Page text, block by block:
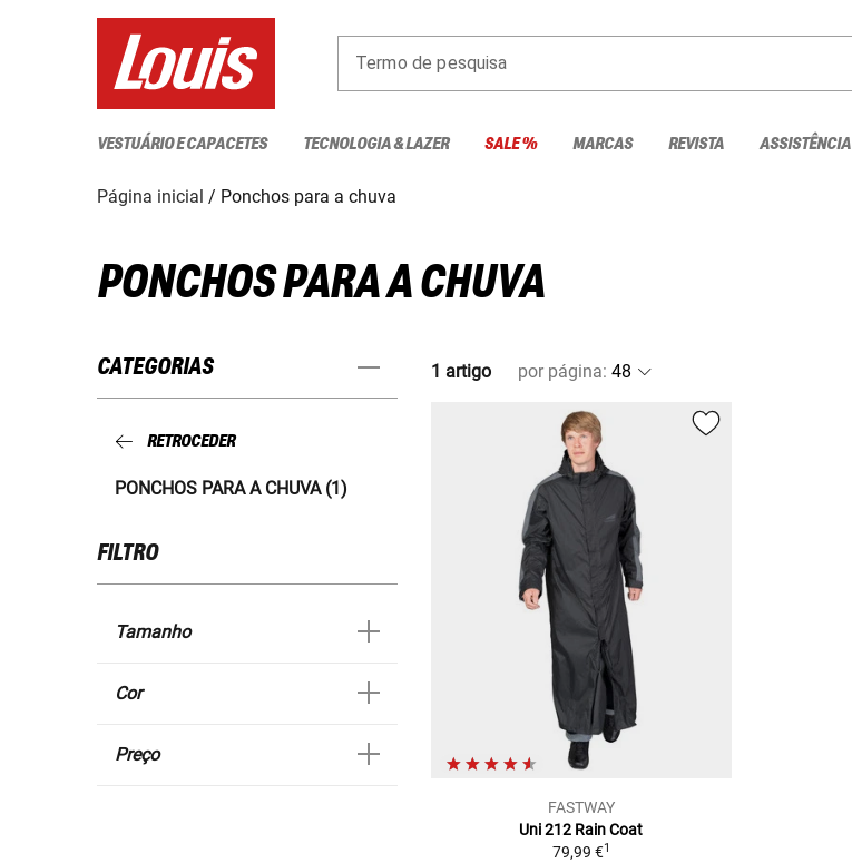
Termo de pesquisa
VESTUÁRIO E CAPACETES TECNOLOGIA & LAZER SALE % MARCAS REVISTA ASSISTÊNCIA
Página inicial Ponchos para a chuva
PONCHOS PARA A CHUVA
CATEGORIAS
RETROCEDER
PONCHOS PARA A CHUVA (1)
FILTRO
Tamanho
Cor
Preço
1 artigo por página:
FASTWAY
Uni 212 Rain Coat
79,99 €1